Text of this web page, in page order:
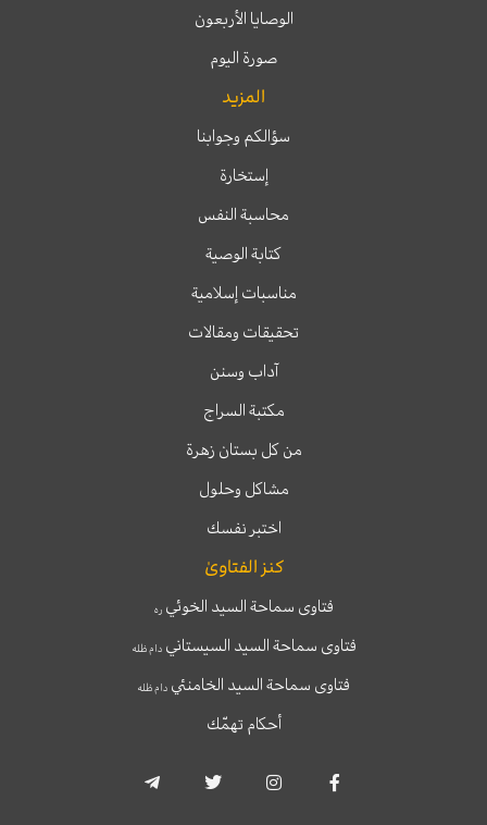
الوصايا الأربعون
صورة اليوم
المزيد
سؤالكم وجوابنا
إستخارة
محاسبة النفس
كتابة الوصية
مناسبات إسلامية
تحقيقات ومقالات
آداب وسنن
مكتبة السراج
من كل بستان زهرة
مشاكل وحلول
اختبر نفسك
كنز الفتاوىٰ
فتاوى سماحة السيد الخوئيره
فتاوى سماحة السيد السيستانيدام ظله
فتاوى سماحة السيد الخامنئي دام ظله
أحكام تهمّك
c
s
i
l